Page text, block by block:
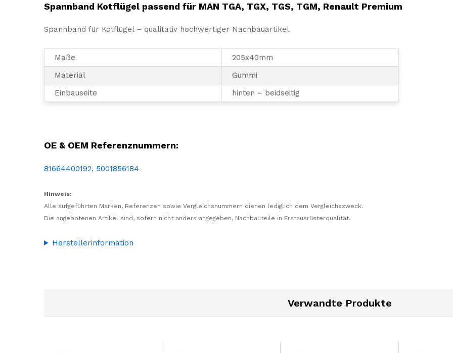
Spannband Kotflügel passend für MAN TGA, TGX, TGS, TGM, Renault Premium
Spannband für Kotflügel – qualitativ hochwertiger Nachbauartikel
Maße
205x40mm
Material
Gummi
Einbauseite
hinten – beidseitig
OE & OEM Referenznummern:
81664400192, 5001856184
Hinweis:
Alle aufgeführten Marken, Referenzen sowie Vergleichsnummern dienen lediglich dem Vergleichszweck.
Die angebotenen Artikel sind, sofern nicht anders angegeben, Nachbauteile in Erstausrüsterqualität.
Herstellerinformation
Verwandte Produkte